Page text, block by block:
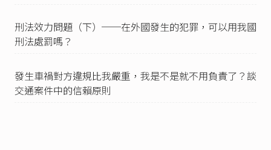
險），致該舟、車、航空機傾覆或破壞，因已發
生危險之結果，應依同條第1 項之規定處斷。其
為時，並無傾覆或破壞公眾運輸之舟、車、航空
機之故意，而結果發生該舟、車、航空機傾覆或
刑法效力問題（下）──在外國發生的犯罪，可以用我國
刑法處罰嗎？
發生車禍對方違規比我嚴重，我是不是就不用負責了？談
交通案件中的信賴原則